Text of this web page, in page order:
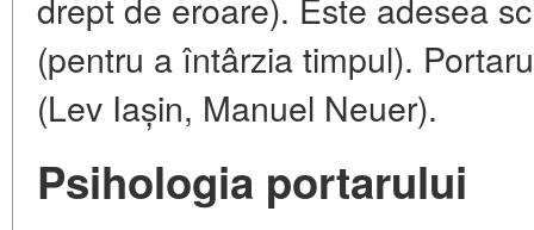
(pentru a întârzia timpul).
(Lev Iașin, Manuel Neuer).
Psihologia portarului